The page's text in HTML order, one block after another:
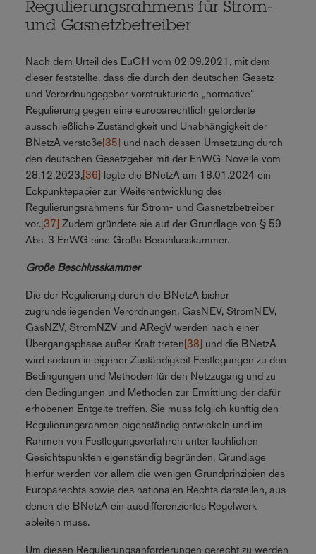
Regulierungsrahmens für Strom-
und Gasnetzbetreiber
Nach dem Urteil des EuGH vom 02.09.2021, mit dem
dieser feststellte, dass die durch den deutschen Gesetz-
und Verordnungsgeber vorstrukturierte „normative“
Regulierung gegen eine europarechtlich geforderte
ausschließliche Zuständigkeit und Unabhängigkeit der
BNetzA verstoße[35] und nach dessen Umsetzung durch
den deutschen Gesetzgeber mit der EnWG-Novelle vom
28.12.2023,[36] legte die BNetzA am 18.01.2024 ein
Eckpunktepapier zur Weiterentwicklung des
Regulierungsrahmens für Strom- und Gasnetzbetreiber
vor.[37] Zudem gründete sie auf der Grundlage von § 59
Abs. 3 EnWG eine Große Beschlusskammer.
Große Beschlusskammer
Die der Regulierung durch die BNetzA bisher
zugrundeliegenden Verordnungen, GasNEV, StromNEV,
GasNZV, StromNZV und ARegV werden nach einer
Übergangsphase außer Kraft treten[38] und die BNetzA
wird sodann in eigener Zuständigkeit Festlegungen zu den
Bedingungen und Methoden für den Netzzugang und zu
den Bedingungen und Methoden zur Ermittlung der dafür
erhobenen Entgelte treffen. Sie muss folglich künftig den
Regulierungsrahmen eigenständig entwickeln und im
Rahmen von Festlegungsverfahren unter fachlichen
Gesichtspunkten eigenständig begründen. Grundlage
hierfür werden vor allem die wenigen Grundprinzipien des
Europarechts sowie des nationalen Rechts darstellen, aus
denen die BNetzA ein ausdifferenziertes Regelwerk
ableiten muss.
Um diesen Regulierungsanforderungen gerecht zu werden